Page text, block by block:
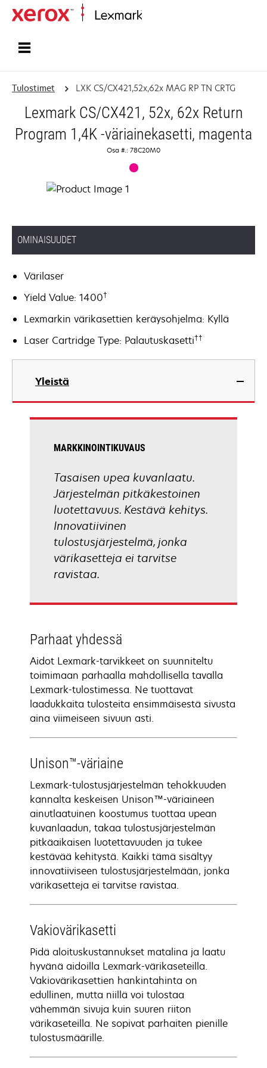
Tulostimet LXK CS/CX421,52x,62x MAG RP TN CRTG
Lexmark CS/CX421, 52x, 62x Return
Program 1,4K -väriainekasetti, magenta
Osa #.: 78C20M0
OMINAISUUDET
Värilaser
Yield Value: 1400†
Lexmarkin värikasettien keräysohjelma: Kyllä
Laser Cartridge Type: Palautuskasetti††
Yleistä
MARKKINOINTIKUVAUS
Tasaisen upea kuvanlaatu.
Järjestelmän pitkäkestoinen
luotettavuus. Kestävä kehitys.
Innovatiivinen
tulostusjärjestelmä, jonka
värikasetteja ei tarvitse
ravistaa.
Parhaat yhdessä
Aidot Lexmark-tarvikkeet on suunniteltu
toimimaan parhaalla mahdollisella tavalla
Lexmark-tulostimessa. Ne tuottavat
laadukkaita tulosteita ensimmäisestä sivusta
aina viimeiseen sivuun asti.
Unison™-väriaine
Lexmark-tulostusjärjestelmän tehokkuuden
kannalta keskeisen Unison™-väriaineen
ainutlaatuinen koostumus tuottaa upean
kuvanlaadun, takaa tulostusjärjestelmän
pitkäaikaisen luotettavuuden ja tukee
kestävää kehitystä. Kaikki tämä sisältyy
innovatiiviseen tulostusjärjestelmään, jonka
värikasetteja ei tarvitse ravistaa.
Vakiovärikasetti
Pidä aloituskustannukset matalina ja laatu
hyvänä aidoilla Lexmark-värikaseteilla.
Vakiovärikasettien hankintahinta on
edullinen, mutta niillä voi tulostaa
vähemmän sivuja kuin suuren riiton
värikaseteilla. Ne sopivat parhaiten pienille
tulostusmäärille.